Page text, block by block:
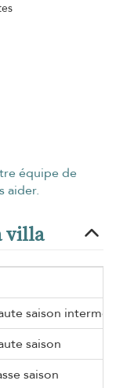
équipe de
aider.
villa
saison
saison
saison